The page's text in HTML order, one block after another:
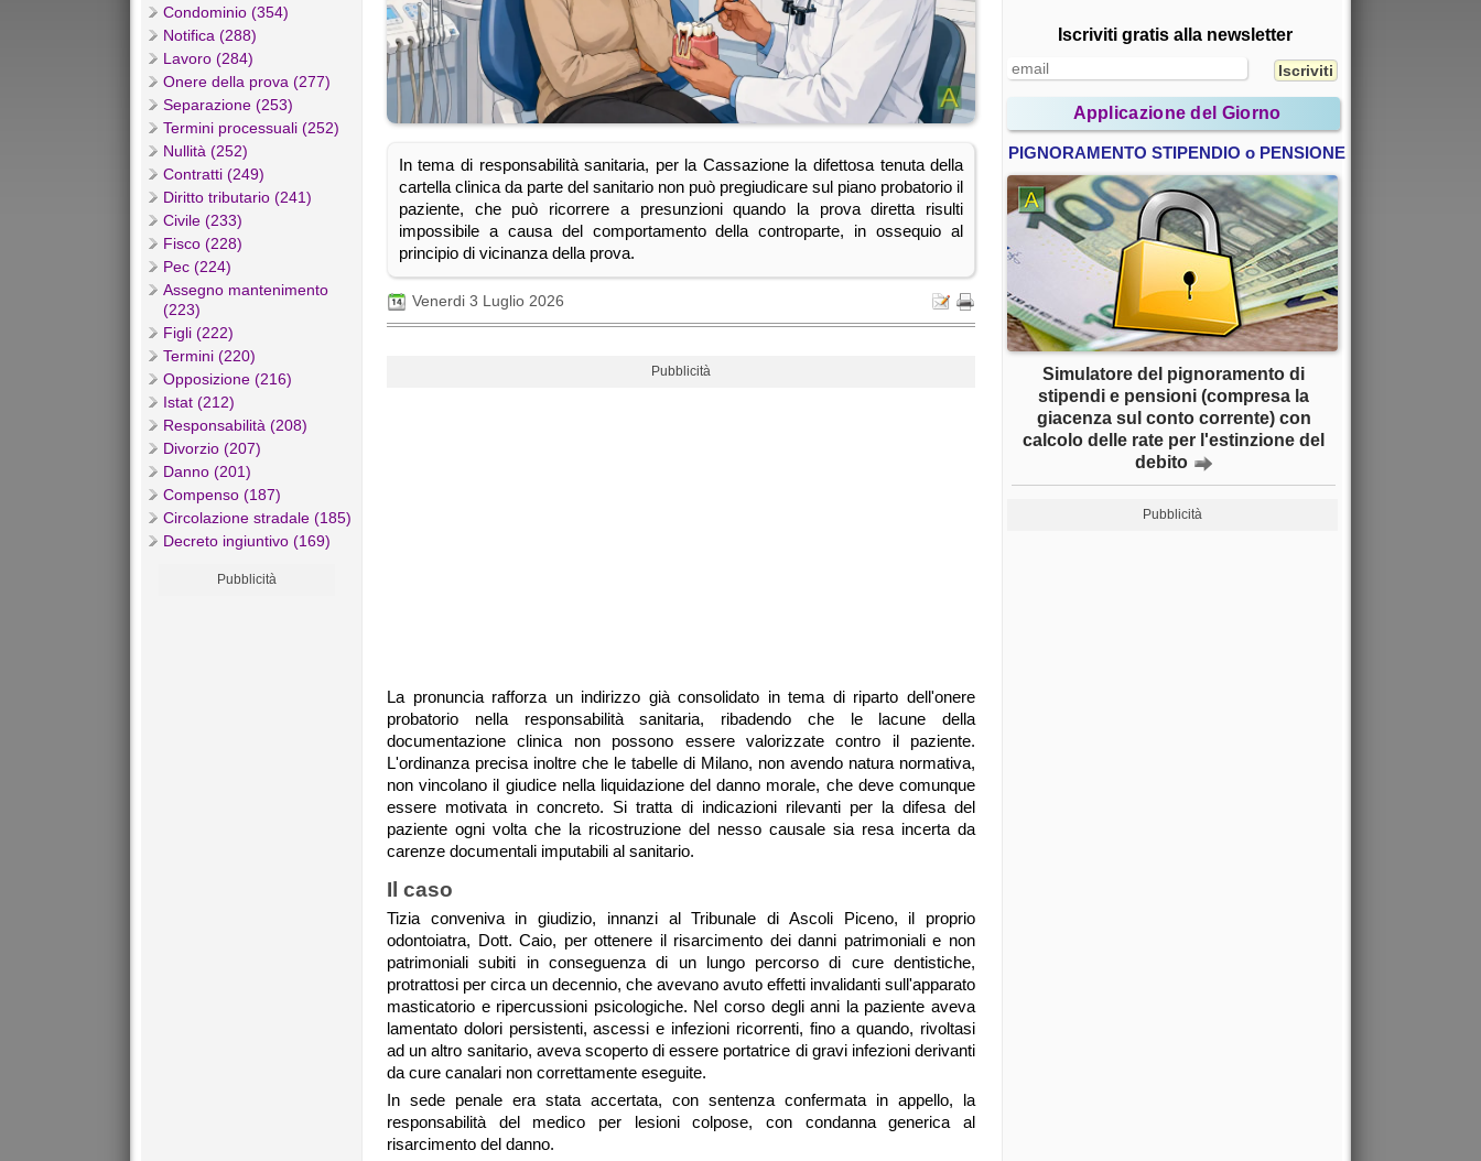
Condominio (354)
Notifica (288)
Lavoro (284)
Onere della prova (277)
Separazione (253)
Termini processuali (252)
Nullità (252)
Contratti (249)
Diritto tributario (241)
Civile (233)
Fisco (228)
Pec (224)
Assegno mantenimento
(223)
Figli (222)
Termini (220)
Opposizione (216)
Istat (212)
Responsabilità (208)
Divorzio (207)
Danno (201)
Compenso (187)
Circolazione stradale (185)
Decreto ingiuntivo (169)
Pubblicità
In tema di responsabilità sanitaria, per la Cassazione la difettosa tenuta della
cartella clinica da parte del sanitario non può pregiudicare sul piano probatorio il
paziente, che può ricorrere a presunzioni quando la prova diretta risulti
impossibile a causa del comportamento della controparte, in ossequio al
principio di vicinanza della prova.
Venerdi 3 Luglio 2026
Pubblicità
La pronuncia rafforza un indirizzo già consolidato in tema di riparto dell'onere
probatorio nella responsabilità sanitaria, ribadendo che le lacune della
documentazione clinica non possono essere valorizzate contro il paziente.
L'ordinanza precisa inoltre che le tabelle di Milano, non avendo natura normativa,
non vincolano il giudice nella liquidazione del danno morale, che deve comunque
essere motivata in concreto. Si tratta di indicazioni rilevanti per la difesa del
paziente ogni volta che la ricostruzione del nesso causale sia resa incerta da
carenze documentali imputabili al sanitario.
Il caso
Tizia conveniva in giudizio, innanzi al Tribunale di Ascoli Piceno, il proprio
odontoiatra, Dott. Caio, per ottenere il risarcimento dei danni patrimoniali e non
patrimoniali subiti in conseguenza di un lungo percorso di cure dentistiche,
protrattosi per circa un decennio, che avevano avuto effetti invalidanti sull'apparato
masticatorio e ripercussioni psicologiche. Nel corso degli anni la paziente aveva
lamentato dolori persistenti, ascessi e infezioni ricorrenti, fino a quando, rivoltasi
ad un altro sanitario, aveva scoperto di essere portatrice di gravi infezioni derivanti
da cure canalari non correttamente eseguite.
In sede penale era stata accertata, con sentenza confermata in appello, la
responsabilità del medico per lesioni colpose, con condanna generica al
risarcimento del danno.
Iscriviti gratis alla newsletter
Applicazione del Giorno
PIGNORAMENTO STIPENDIO o PENSIONE
Simulatore del pignoramento di
stipendi e pensioni (compresa la
giacenza sul conto corrente) con
calcolo delle rate per l'estinzione del
debito
Pubblicità